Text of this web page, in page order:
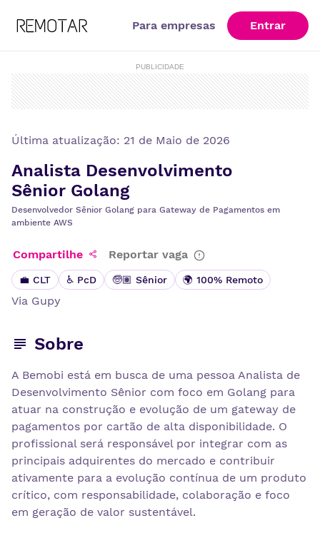
Para empresas Entrar
PUBLICIDADE
Última atualização: 21 de Maio de 2026
Analista Desenvolvimento
Sênior Golang
Desenvolvedor Sênior Golang para Gateway de Pagamentos em
ambiente AWS
Compartilhe Reportar vaga
💼 CLT ♿ PcD 🧓🏽 Sênior 🌍 100% Remoto
Via Gupy
Sobre
A Bemobi está em busca de uma pessoa Analista de
Desenvolvimento Sênior com foco em Golang para
atuar na construção e evolução de um gateway de
pagamentos por cartão de alta disponibilidade. O
profissional será responsável por integrar com as
principais adquirentes do mercado e contribuir
ativamente para a evolução contínua de um produto
crítico, com responsabilidade, colaboração e foco
em geração de valor sustentável.